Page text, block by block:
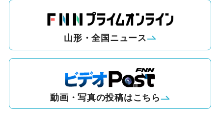
山形・全国ニュース
動画・写真の投稿はこちら